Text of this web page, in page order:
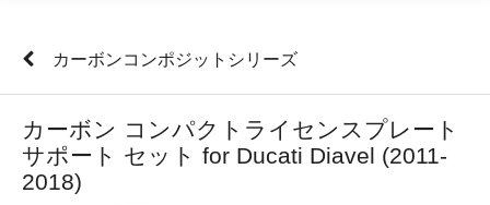
カーボンコンポジットシリーズ
カーボン コンパクトライセンスプレート
サポート セット for Ducati Diavel (2011-
2018)